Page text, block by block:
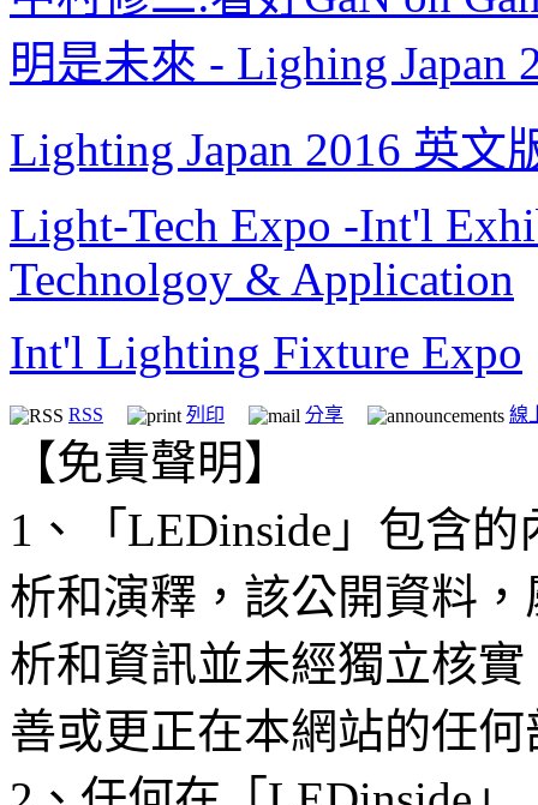
明是未來 - Lighing Japan
Lighting Japan 2016 英文
Light-Tech Expo -Int'l
Technolgoy & Application
Int'l Lighting Fixture Expo
RSS 列印 分享 線
【免責聲明】
1、「LEDinside」包含
析和演釋，該公開資料
析和資訊並未經獨立核
善或更正在本網站的任